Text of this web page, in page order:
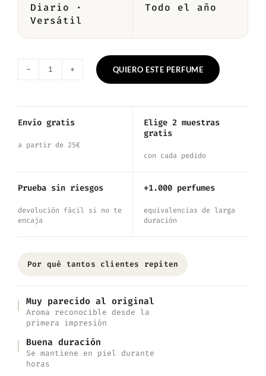
Diario ·
Versátil
Todo el año
Inspirado
Gold
cantidad
QUIERO ESTE PERFUME
Envío gratis
a partir de 25€
Elige 2 muestras
gratis
con cada pedido
Prueba sin riesgos
devolución fácil si no te
encaja
+1.000 perfumes
equivalencias de larga
duración
Por qué tantos clientes repiten
Muy parecido al original
Aroma reconocible desde la
primera impresión
Buena duración
Se mantiene en piel durante
horas